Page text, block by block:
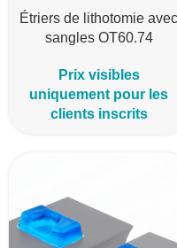
Étriers de lithotomie avec
sangles OT60.74
Prix visibles
uniquement pour les
clients inscrits